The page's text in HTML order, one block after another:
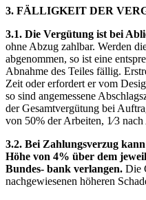
3. FÄLLIGKEIT DER
3.1. Die Vergütung ist bei
ohne Abzug zahlbar. Werden
abgenommen, so ist eine
Abnahme des Teiles fällig.
Zeit oder erfordert er vom
so sind angemessene
der Gesamtvergütung bei
von 50% der Arbeiten, 1⁄3
3.2. Bei Zahlungsverzug
Höhe von 4% über dem
Bundes- bank verlangen. Die
nachgewiesenen höheren